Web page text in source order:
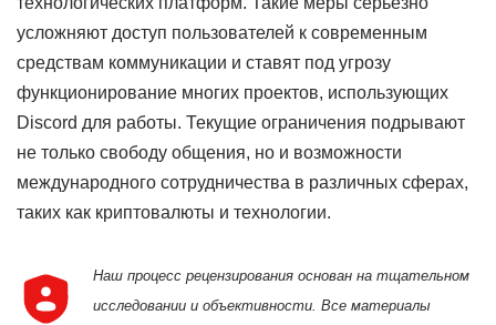
усложняют доступ пользователей к современным
средствам коммуникации и ставят под угрозу
функционирование многих проектов, использующих
Discord для работы. Текущие ограничения подрывают
не только свободу общения, но и возможности
международного сотрудничества в различных сферах,
таких как криптовалюты и технологии.
Наш процесс рецензирования основан на тщательном
исследовании и объективности. Все материалы